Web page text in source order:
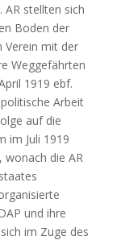
AR stellten sich
Boden der
Verein mit der
Weggefährten
1919 ebf.
Arbeit
auf die
im Juli 1919
die AR
und ihre
im Zuge des